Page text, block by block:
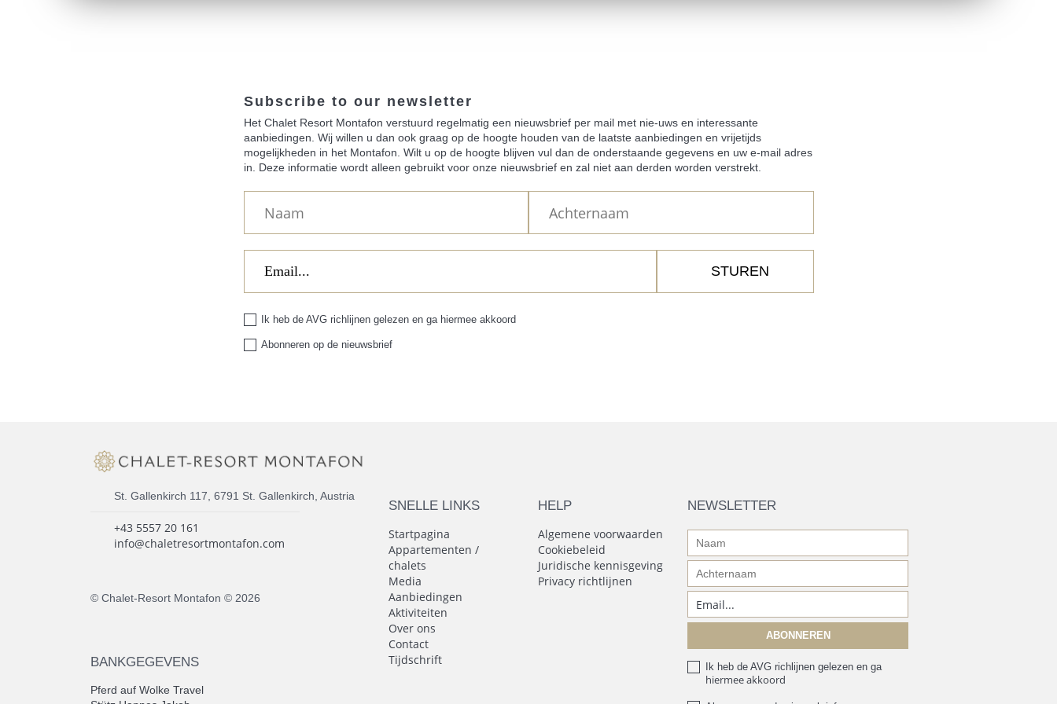
Subscribe to our newsletter
Het Chalet Resort Montafon verstuurd regelmatig een nieuwsbrief per mail met nie-uws en interessante
aanbiedingen. Wij willen u dan ook graag op de hoogte houden van de laatste aanbiedingen en vrijetijds
mogelijkheden in het Montafon. Wilt u op de hoogte blijven vul dan de onderstaande gegevens en uw e-mail adres
in. Deze informatie wordt alleen gebruikt voor onze nieuwsbrief en zal niet aan derden worden verstrekt.
Ik heb de AVG richlijnen gelezen en ga hiermee akkoord
Abonneren op de nieuwsbrief
St. Gallenkirch 117, 6791 St. Gallenkirch, Austria
+43 5557 20 161
info@chaletresortmontafon.com
© Chalet-Resort Montafon © 2026
BANKGEGEVENS
Pferd auf Wolke Travel
SNELLE LINKS
Startpagina
Appartementen /
chalets
Media
Aanbiedingen
Aktiviteiten
Over ons
Contact
Tijdschrift
HELP
Algemene voorwaarden
Cookiebeleid
Juridische kennisgeving
Privacy richtlijnen
NEWSLETTER
Ik heb de AVG richlijnen gelezen en ga
hiermee akkoord